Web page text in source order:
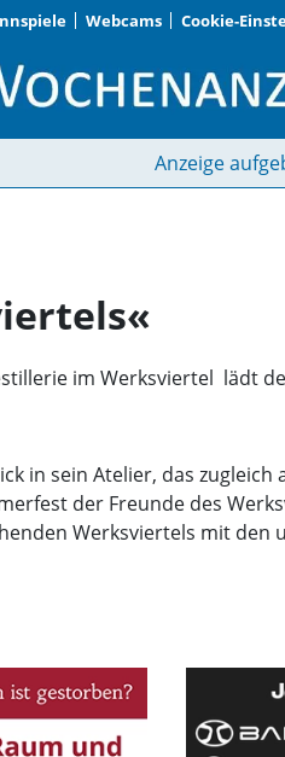
Webcams Cookie-
Anzeige
im Werksviertel  lädt
in sein Atelier, das zugleich
der Freunde des
Werksviertels mit den